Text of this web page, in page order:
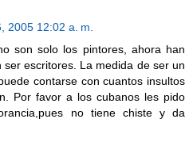
2005 12:02 a. m.
son solo los pintores, ahora han
escritores. La medida de ser un
contarse con cuantos insultos
Por favor a los cubanos les pido
no tiene chiste y da